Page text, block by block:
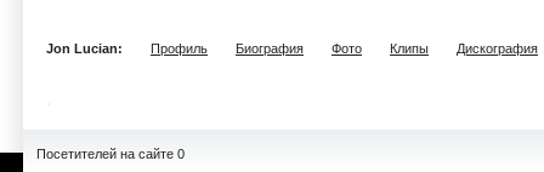
Jon Lucian: Профиль Биография Фото Клипы Дискография
Посетителей на сайте 0